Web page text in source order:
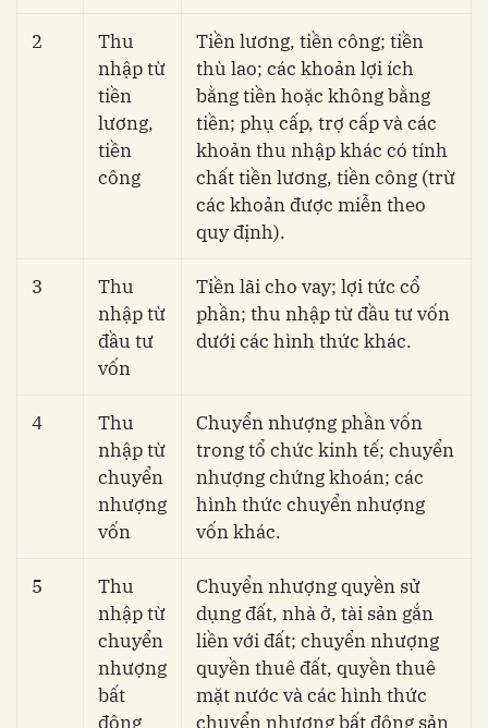
2
Thu
nhập từ
tiền
lương,
tiền
công
Tiền lương, tiền công; tiền
thù lao; các khoản lợi ích
bằng tiền hoặc không bằng
tiền; phụ cấp, trợ cấp và các
khoản thu nhập khác có tính
chất tiền lương, tiền công (trừ
các khoản được miễn theo
quy định).
3
Thu
nhập từ
đầu tư
vốn
Tiền lãi cho vay; lợi tức cổ
phần; thu nhập từ đầu tư vốn
dưới các hình thức khác.
4
Thu
nhập từ
chuyển
nhượng
vốn
Chuyển nhượng phần vốn
trong tổ chức kinh tế; chuyển
nhượng chứng khoán; các
hình thức chuyển nhượng
vốn khác.
5
Thu
nhập từ
chuyển
nhượng
bất
động
Chuyển nhượng quyền sử
dụng đất, nhà ở, tài sản gắn
liền với đất; chuyển nhượng
quyền thuê đất, quyền thuê
mặt nước và các hình thức
chuyển nhượng bất động sản